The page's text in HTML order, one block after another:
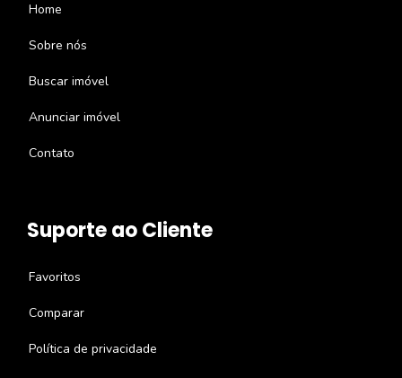
Home
Sobre nós
Buscar imóvel
Anunciar imóvel
Contato
Suporte ao Cliente
Favoritos
Comparar
Política de privacidade